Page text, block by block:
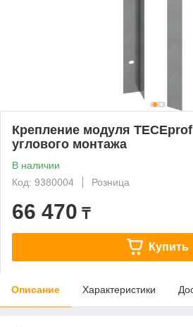
Крепление модуля
углового монтажа
В наличии
Код: 9380004
Розница
66 470 ₸
Купить
Описание Характеристики